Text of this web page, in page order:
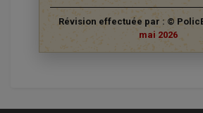
Révision effectuée par : ©
mai 2026